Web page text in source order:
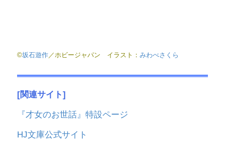
©坂石遊作 ／ホビージャパン イラスト： みわべさくら
[関連サイト]
『才女のお世話』特設ページ
HJ文庫公式サイト